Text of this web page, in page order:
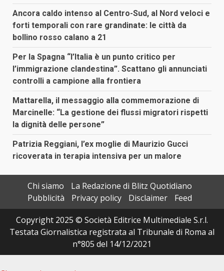
Ancora caldo intenso al Centro-Sud, al Nord veloci e
forti temporali con rare grandinate: le città da
bollino rosso calano a 21
Per la Spagna “l’Italia è un punto critico per
l’immigrazione clandestina”. Scattano gli annunciati
controlli a campione alla frontiera
Mattarella, il messaggio alla commemorazione di
Marcinelle: “La gestione dei flussi migratori rispetti
la dignità delle persone”
Patrizia Reggiani, l’ex moglie di Maurizio Gucci
ricoverata in terapia intensiva per un malore
Chi siamo
La Redazione di Blitz Quotidiano
Pubblicità
Privacy policy Disclaimer
Feed
Copyright 2025 © Società Editrice Multimediale S.r.l.
Testata Giornalistica registrata al Tribunale di Roma al
n°805 del 14/12/2021